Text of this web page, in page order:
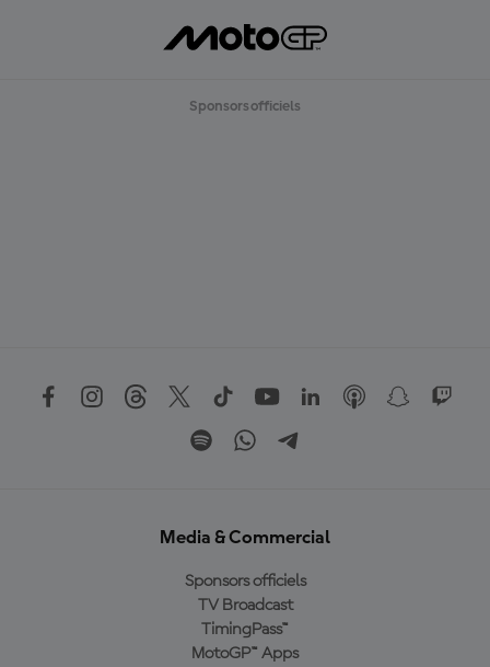
Sponsors officiels
Media & Commercial
Sponsors officiels
TV Broadcast
TimingPass™
MotoGP™ Apps